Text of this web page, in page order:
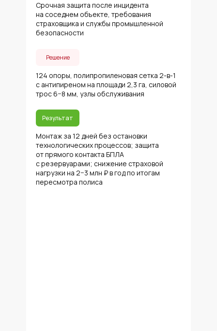
Срочная защита после инцидента
на соседнем объекте, требования
страховщика и службы промышленной
безопасности
124 опоры, полипропиленовая сетка 2-в-1
с антипиреном на площади 2,3 га, силовой
трос 6−8 мм, узлы обслуживания
Решение
Монтаж за 12 дней без остановки
технологических процессов; защита
от прямого контакта БПЛА
с резервуарами; снижение страховой
нагрузки на 2−3 млн ₽ в год по итогам
пересмотра полиса
Результат